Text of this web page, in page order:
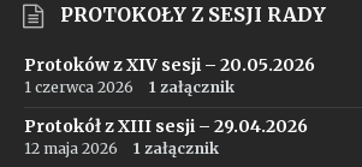
PROTOKOŁY Z SESJI RADY
Protoków z XIV sesji – 20.05.2026
1 czerwca 2026 1 załącznik
Protokół z XIII sesji – 29.04.2026
12 maja 2026 1 załącznik